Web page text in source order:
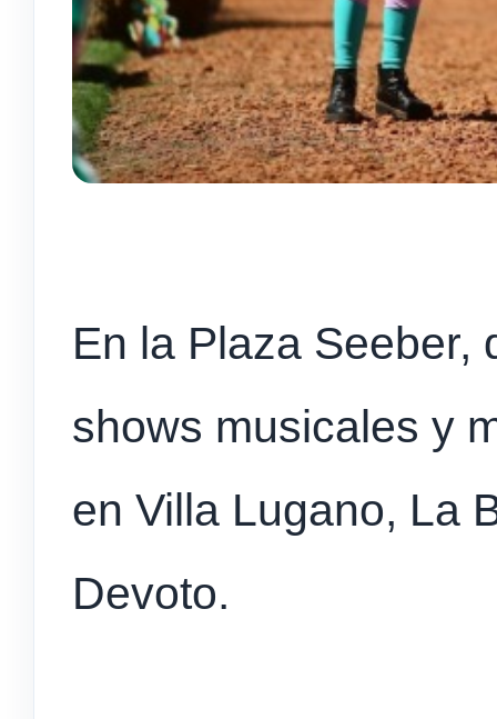
En la Plaza Seeber,
shows musicales y
en Villa Lugano, La
Devoto.